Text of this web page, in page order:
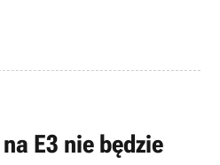
E3 nie będzie